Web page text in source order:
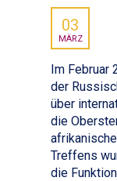
03
MÄRZ
Im Februar
der
über
die
Treffens
die